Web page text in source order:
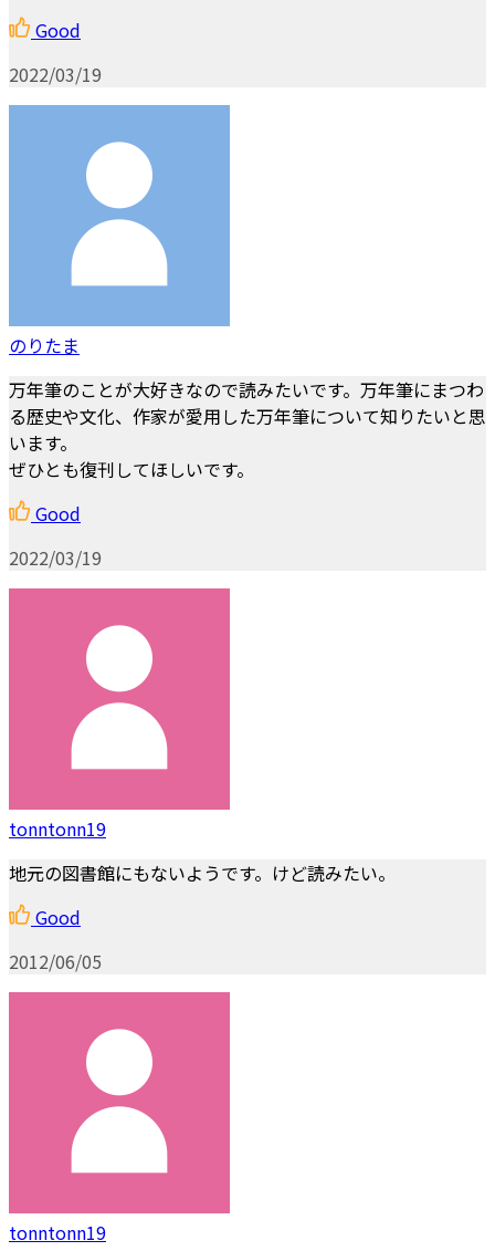
Good
2022/03/19
のりたま
万年筆のことが大好きなので読みたいです。万年筆にまつわ
る歴史や文化、作家が愛用した万年筆について知りたいと思
います。
ぜひとも復刊してほしいです。
Good
2022/03/19
tonntonn19
地元の図書館にもないようです。けど読みたい。
Good
2012/06/05
tonntonn19